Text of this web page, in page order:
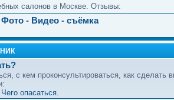
салонов в Москве. Отзывы:
- Видео - съёмка
с кем проконсультироваться, как сделать
Чего опасаться.